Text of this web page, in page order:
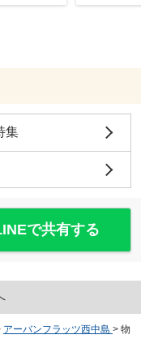
集
で共有する
アーバンフラッツ西中島 > 物